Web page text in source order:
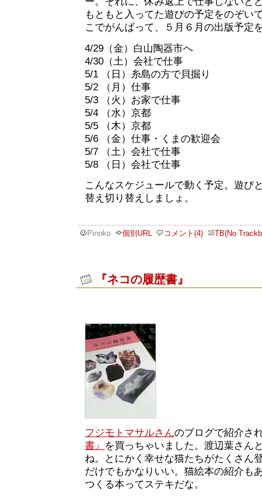
もともと入ってた遊びの予定をのぞい
こでがんばって、５月６月の出版予定
4/29（金）白山陶器市へ
4/30（土）会社で仕事
5/1 （日）糸島の方で貝掘り
5/2 （月）仕事
5/3 （火）お家で仕事
5/4 （水）京都
5/5 （木）京都
5/6 （金）仕事・くまの歓迎会
5/7 （土）会社で仕事
5/8 （日）会社で仕事
こんなスケジュールで動く予定。遊び
替え切り替えしましょ。
Pinoko 個別URL コメント(4) TB(No
『ネコの履歴書』
フジモトマサルさんのブログで紹介さ
書』
を買っちゃいました。渡辺葉さん
ね。とにかく幸せな猫たちがたくさん
だけでもかなりいい。猫絵本の紹介も
つくる本ってステキだな。